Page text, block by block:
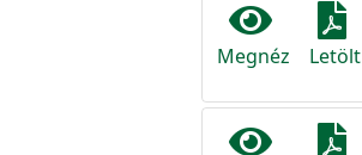
Megnéz Letölt